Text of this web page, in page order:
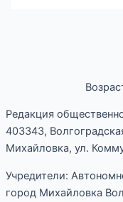
Редакция
403343,
Михайловка, ул.
Учредители:
город Михайловка